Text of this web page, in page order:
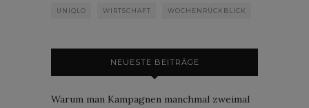
UNIQLO WIRTSCHAFT WOCHENRÜCKBLICK
NEUESTE BEITRÄGE
Warum man Kampagnen manchmal zweimal